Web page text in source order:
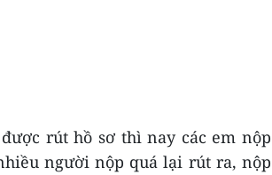
rút hồ sơ thì nay các em nộp
người nộp quá lại rút ra, nộp